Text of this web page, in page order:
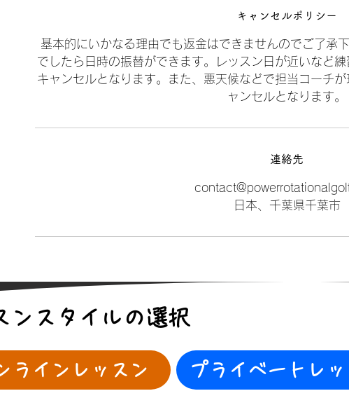
キャンセルポリシー
基本的にいかなる理由でも返金はできませんのでご了承
でしたら日時の振替ができます。レッスン日が近いなど
キャンセルとなります。また、悪天候などで担当コーチ
ャンセルとなります。
連絡先
日本、千葉県千葉市
ンスタイルの選択
ラインレッスン プライベートレッ